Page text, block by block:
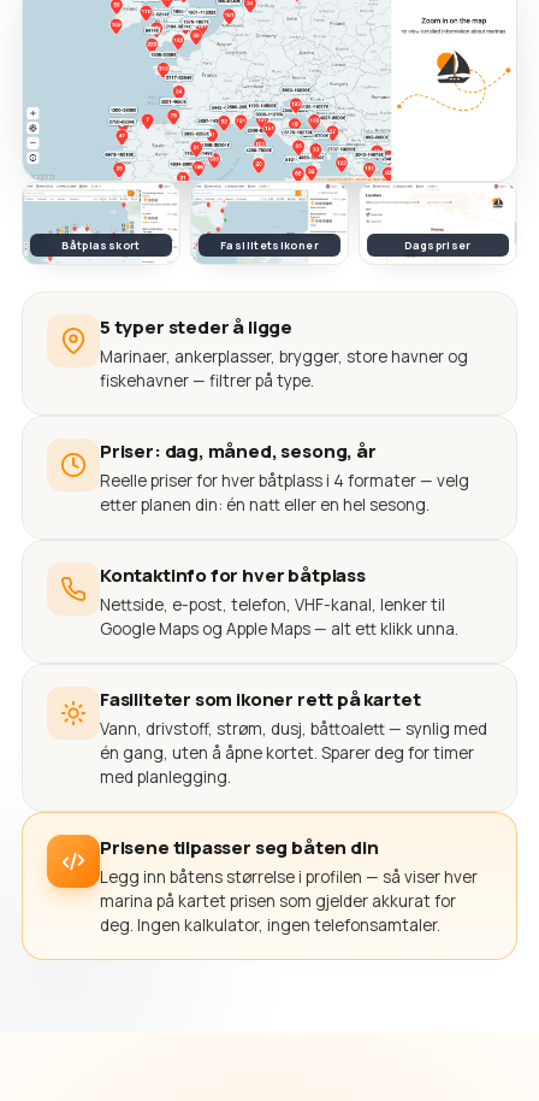
Båtplasskort Fasilitetsikoner Dagspriser
5 typer steder å ligge
Marinaer, ankerplasser, brygger, store havner og
fiskehavner — filtrer på type.
Priser: dag, måned, sesong, år
Reelle priser for hver båtplass i 4 formater — velg
etter planen din: én natt eller en hel sesong.
Kontaktinfo for hver båtplass
Nettside, e-post, telefon, VHF-kanal, lenker til
Google Maps og Apple Maps — alt ett klikk unna.
Fasiliteter som ikoner rett på kartet
Vann, drivstoff, strøm, dusj, båttoalett — synlig med
én gang, uten å åpne kortet. Sparer deg for timer
med planlegging.
Prisene tilpasser seg båten din
Legg inn båtens størrelse i profilen — så viser hver
marina på kartet prisen som gjelder akkurat for
deg. Ingen kalkulator, ingen telefonsamtaler.